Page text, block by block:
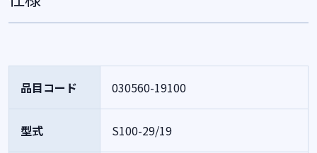
品目コード 030560-19100
型式 S100-29/19